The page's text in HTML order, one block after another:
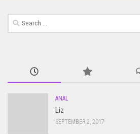
Search
for:
ANAL
Liz
SEPTEMBER 2, 2017